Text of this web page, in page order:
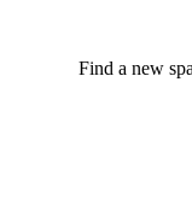
Find a new